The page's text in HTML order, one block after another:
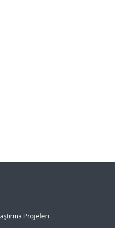
Projeleri